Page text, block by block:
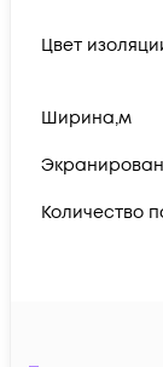
Цвет
Ширина,м
Количество